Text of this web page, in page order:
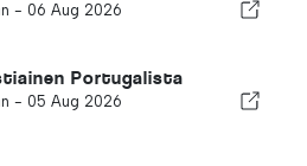
- 06 Aug 2026
Portugalista
- 05 Aug 2026